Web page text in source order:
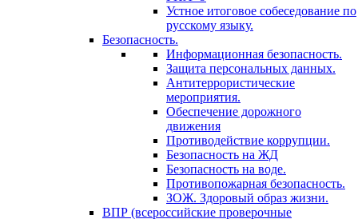
Устное итоговое собеседование по
русскому языку.
Безопасность.
Информационная безопасность.
Защита персональных данных.
Антитеррористические
мероприятия.
Обеспечение дорожного
движения
Противодействие коррупции.
Безопасность на ЖД
Безопасность на воде.
Противопожарная безопасность.
ЗОЖ. Здоровый образ жизни.
ВПР (всероссийские проверочные